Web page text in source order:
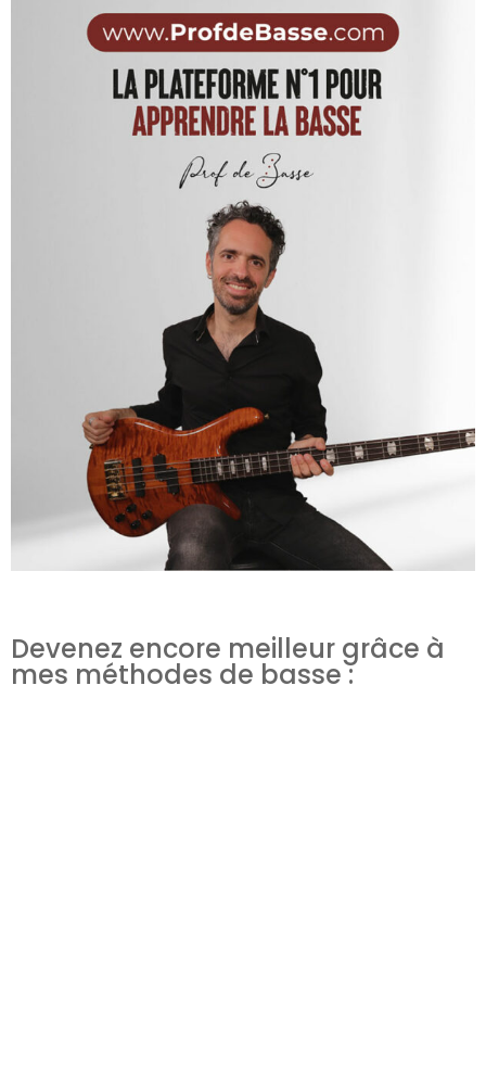
Devenez encore meilleur grâce à
mes méthodes de basse :